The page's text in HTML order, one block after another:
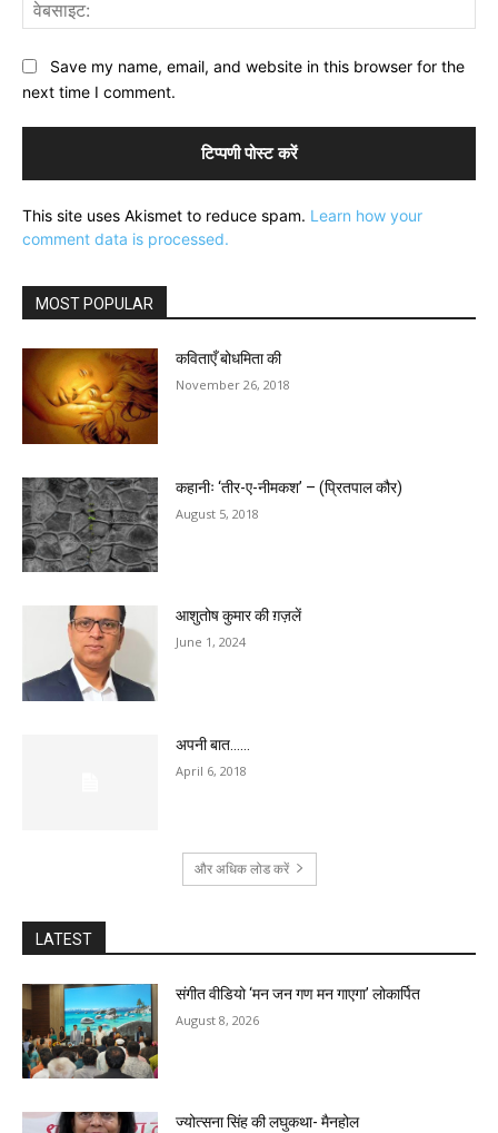
Save my name, email, and website in this browser for the
next time I comment.
This site uses Akismet to reduce spam. Learn how your
comment data is processed.
MOST POPULAR
कविताएँ बोधमिता की
November 26, 2018
कहानीः ‘तीर-ए-नीमकश’ – (प्रितपाल कौर)
August 5, 2018
आशुतोष कुमार की ग़ज़लें
June 1, 2024
अपनी बात……
April 6, 2018
और अधिक लोड करें
LATEST
संगीत वीडियो ‘मन जन गण मन गाएगा’ लोकार्पित
August 8, 2026
ज्योत्सना सिंह की लघुकथा- मैनहोल